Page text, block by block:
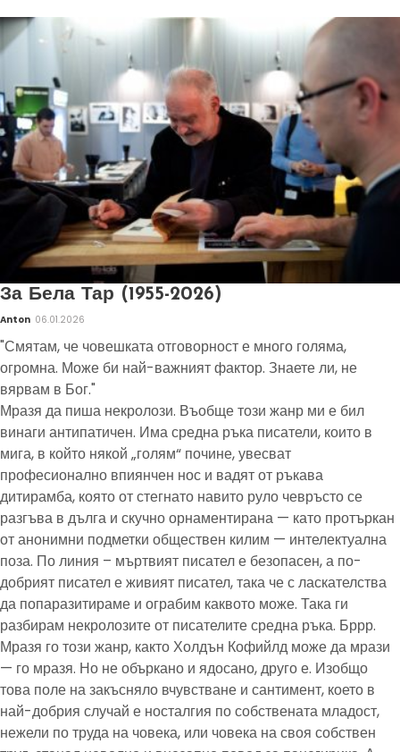
За Бела Тар (1955-2026)
Anton 06.01.2026
"Смятам, че човешката отговорност е много голяма,
огромна. Може би най-важният фактор. Знаете ли, не
вярвам в Бог."
Мразя да пиша некролози. Въобще този жанр ми е бил
винаги антипатичен. Има средна ръка писатели, които в
мига, в който някой „голям“ почине, увесват
професионално впиянчен нос и вадят от ръкава
дитирамба, която от стегнато навито руло чевръсто се
разгъва в дълга и скучно орнаментирана — като протъркан
от анонимни подметки обществен килим — интелектуална
поза. По линия – мъртвият писател е безопасен, а по-
добрият писател е живият писател, така че с ласкателства
да попаразитираме и ограбим каквото може. Така ги
разбирам некролозите от писателите средна ръка. Бррр.
Мразя го този жанр, както Холдън Кофийлд може да мрази
— го мразя. Но не объркано и ядосано, друго е. Изобщо
това поле на закъсняло вчувстване и сантимент, което в
най-добрия случай е носталгия по собствената младост,
нежели по труда на човека, или човека на своя собствен